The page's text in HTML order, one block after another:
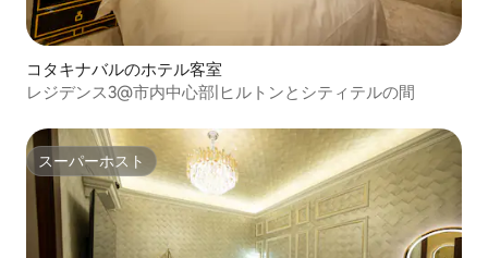
コタキナバルのホテル客室
レジデンス3@市内中心部|ヒルトンとシティテルの間
スーパーホスト
スーパーホスト